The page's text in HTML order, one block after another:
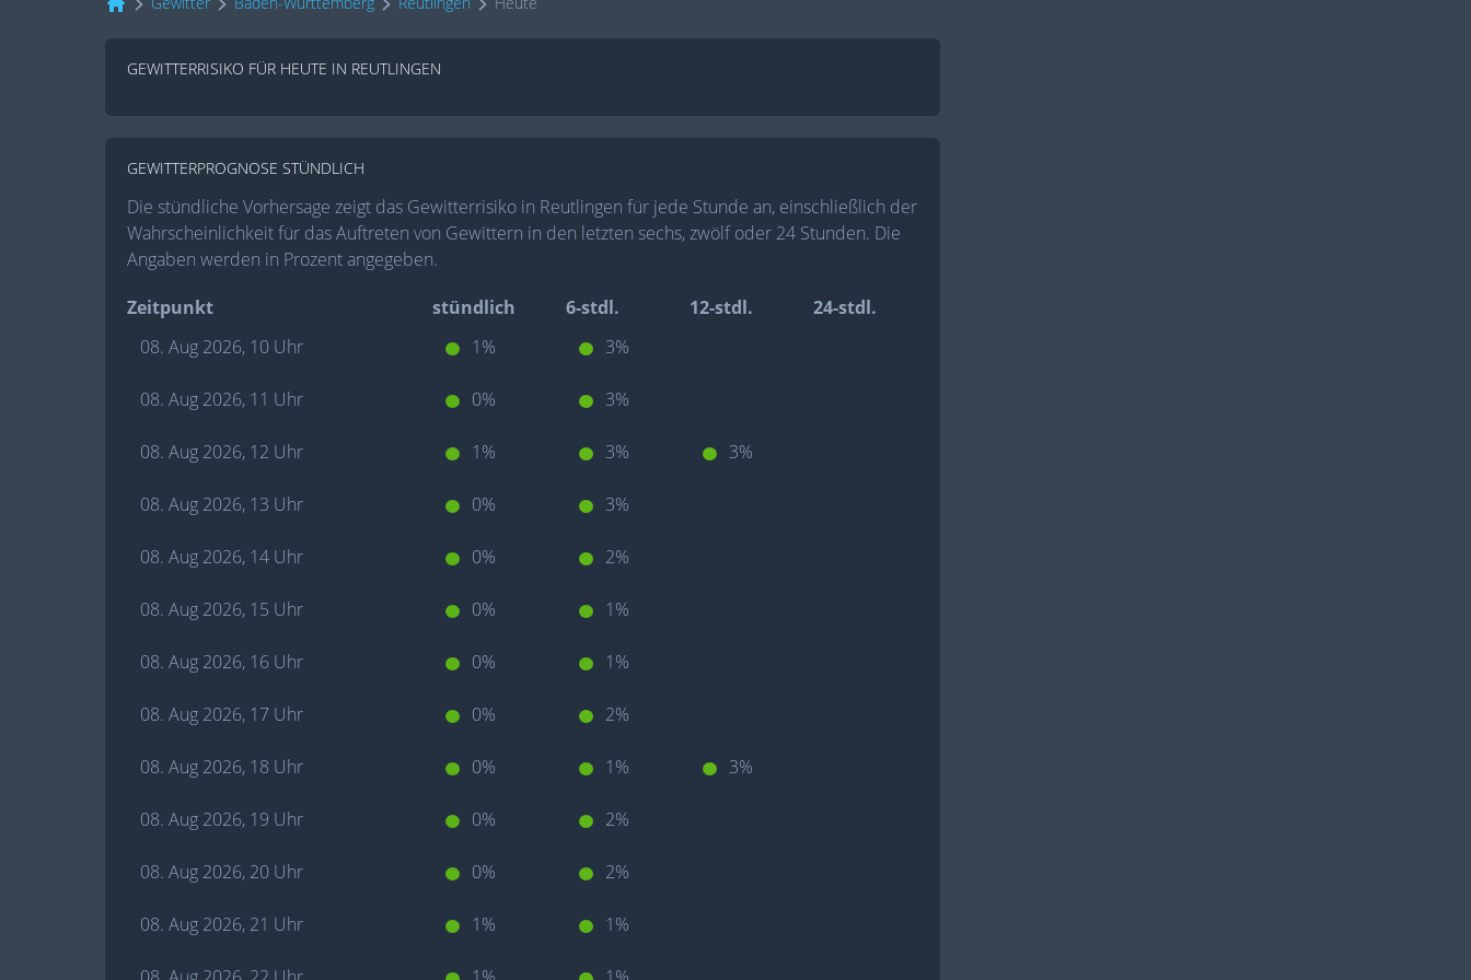
GEWITTERRISIKO FÜR HEUTE IN REUTLINGEN
GEWITTERPROGNOSE STÜNDLICH
Die stündliche Vorhersage zeigt das Gewitterrisiko in Reutlingen für jede Stunde an, einschließlich der
Wahrscheinlichkeit für das Auftreten von Gewittern in den letzten sechs, zwölf oder 24 Stunden. Die
Angaben werden in Prozent angegeben.
Zeitpunkt
stündlich 6-stdl. 12-stdl.
24-stdl.
08. Aug 2026, 10 Uhr
1% 3%
08. Aug 2026, 11 Uhr 0% 3%
08. Aug 2026, 12 Uhr 1% 3% 3%
08. Aug 2026, 13 Uhr 0% 3%
08. Aug 2026, 14 Uhr 0% 2%
08. Aug 2026, 15 Uhr 0% 1%
08. Aug 2026, 16 Uhr 0% 1%
08. Aug 2026, 17 Uhr 0% 2%
08. Aug 2026, 18 Uhr 0% 1% 3%
08. Aug 2026, 19 Uhr 0% 2%
08. Aug 2026, 20 Uhr 0% 2%
08. Aug 2026, 21 Uhr 1% 1%